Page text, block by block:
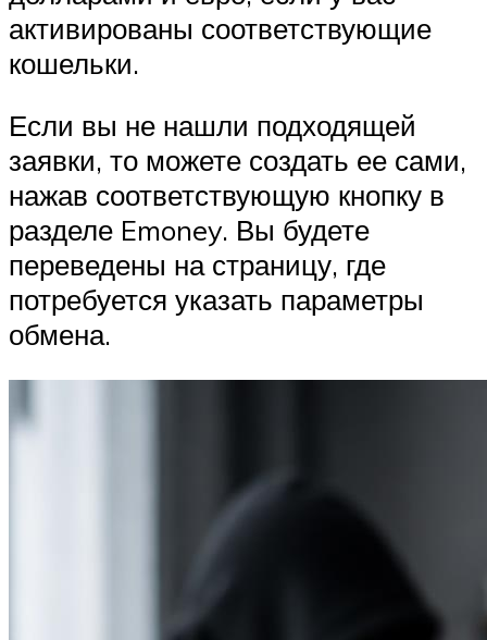
активированы соответствующие
кошельки.
Если вы не нашли подходящей
заявки, то можете создать ее сами,
нажав соответствующую кнопку в
разделе Emoney. Вы будете
переведены на страницу, где
потребуется указать параметры
обмена.